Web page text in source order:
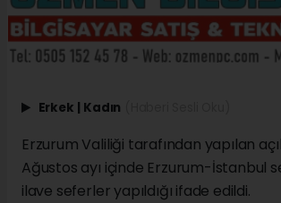
Erkek | Kadın
Erzurum Valiliği tarafından yapılan
Ağustos ayı içinde Erzurum-İstanbul
ilave seferler yapıldığı ifade edildi.